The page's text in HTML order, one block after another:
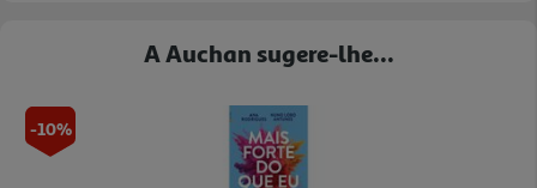
A Auchan sugere-lhe...
-10%